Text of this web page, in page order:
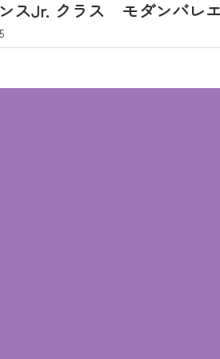
スJr. クラス モダンバレ